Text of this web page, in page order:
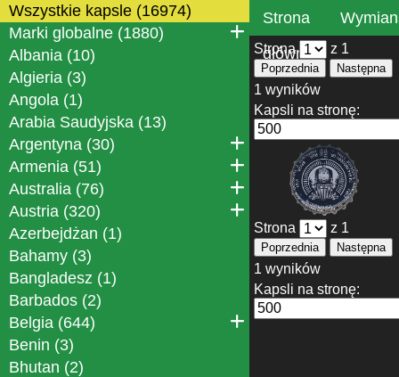
Wszystkie kapsle (16974)
Marki globalne (1880)
Albania (10)
Algieria (3)
Angola (1)
Arabia Saudyjska (13)
Argentyna (30)
Armenia (51)
Australia (76)
Austria (320)
Azerbejdżan (1)
Bahamy (3)
Bangladesz (1)
Barbados (2)
Belgia (644)
Benin (3)
Bhutan (2)
Strona
główna
Strona z 1
Poprzednia Następna
1 wyników
Kapsli na stronę:
Strona z 1
Poprzednia Następna
1 wyników
Kapsli na stronę: